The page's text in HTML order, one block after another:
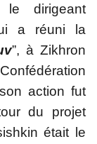
le dirigeant
a réuni la
”, à Zikhron
action fut
du projet
était le